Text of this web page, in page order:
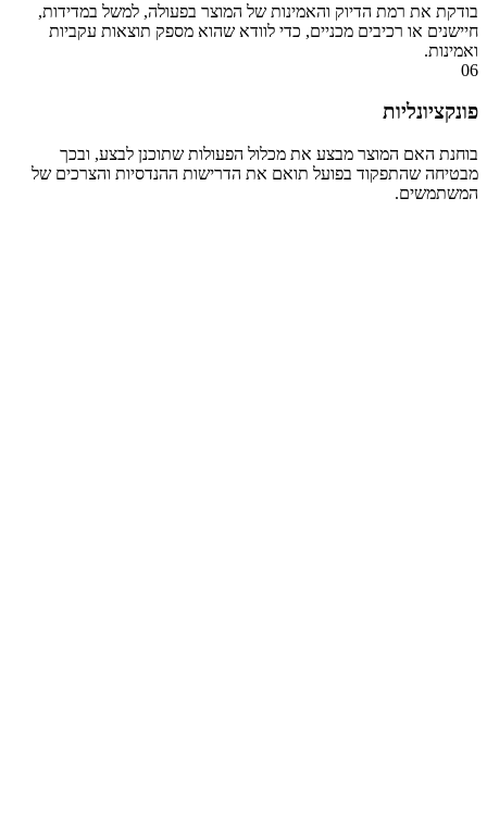
בודקת את רמת הדיוק והאמינות של המוצר בפעולה, למשל במדידות,
חיישנים או רכיבים מכניים, כדי לוודא שהוא מספק תוצאות עקביות
ואמינות.
06
פונקציונליות
בוחנת האם המוצר מבצע את מכלול הפעולות שתוכנן לבצע, ובכך
מבטיחה שהתפקוד בפועל תואם את הדרישות ההנדסיות והצרכים של
המשתמשים.